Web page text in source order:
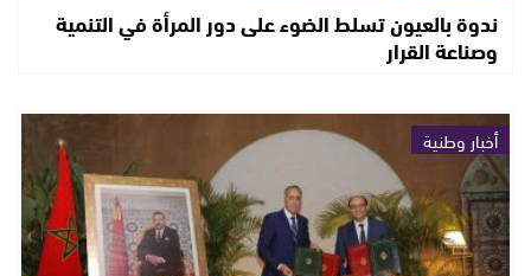
ندوة بالعيون تسلط الضوء على دور المرأة في التنمية
وصناعة القرار
أخبار وطنية